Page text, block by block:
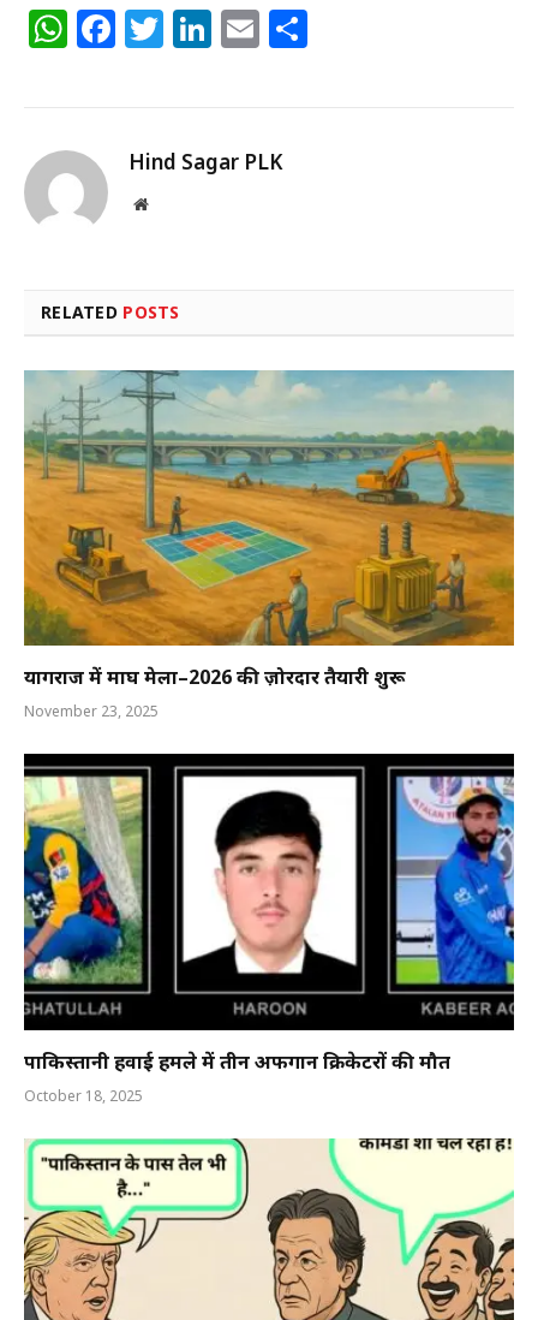
WhatsApp
Facebook
Twitter
LinkedIn
Email
Hind Sagar PLK
Website
RELATED POSTS
प्रयागराज में माघ मेला–2026 की ज़ोरदार तैयारी शुरू
November 23, 2025
पाकिस्तानी हवाई हमले में तीन अफगान क्रिकेटरों की मौत
October 18, 2025